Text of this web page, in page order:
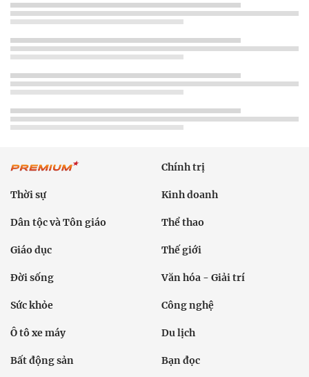
Chính trị
Thời sự Kinh doanh
Dân tộc và Tôn giáo Thể thao
Giáo dục Thế giới
Đời sống Văn hóa - Giải trí
Sức khỏe Công nghệ
Ô tô xe máy Du lịch
Bất động sản Bạn đọc